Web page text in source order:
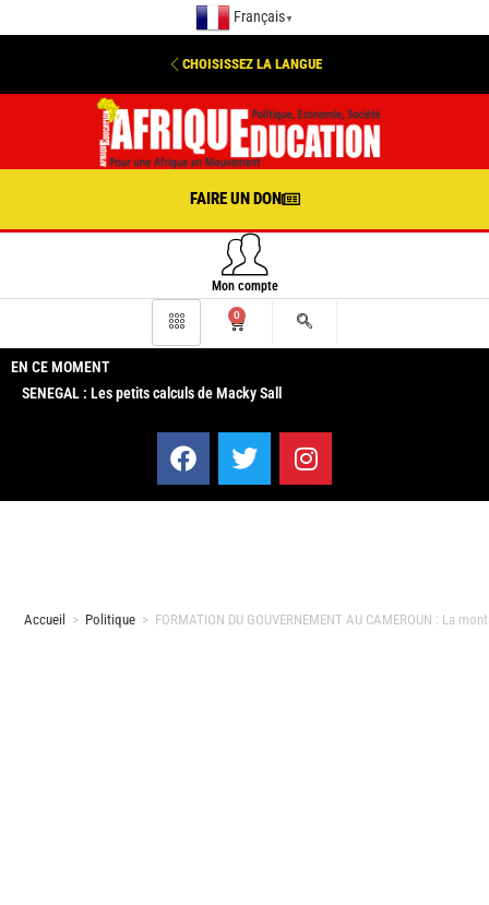
Français ▼
CHOISISSEZ LA LANGUE
FAIRE UN DON
Mon compte
0
EN CE MOMENT
SENEGAL : Les petits calculs de Macky Sall
Accueil > Politique > FORMATION DU GOUVERNEMENT AU CAMEROUN : La